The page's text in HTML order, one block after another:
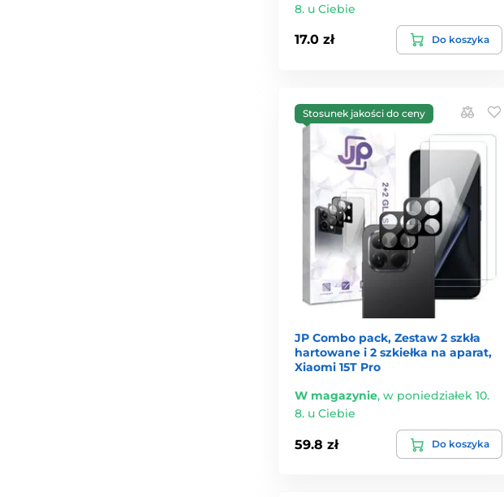
8. u Ciebie
17.0 zł Do koszyka
Stosunek jakości do ceny
JP Combo pack, Zestaw 2 szkła
hartowane i 2 szkiełka na aparat,
Xiaomi 15T Pro
W magazynie, w poniedziałek 10.
8. u Ciebie
59.8 zł Do koszyka